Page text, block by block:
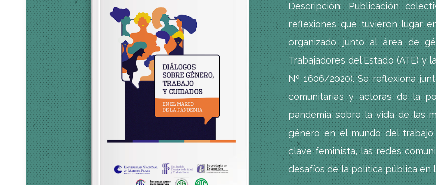
Descripción: Publicación
reflexiones que tuvieron lugar
organizado junto al área de
Trabajadores del Estado (ATE) y
Nº 1606/2020). Se reflexiona
comunitarias y actoras de la
pandemia sobre la vida de las
género en el mundo del
clave feminista, las redes
desafíos de la política pública en